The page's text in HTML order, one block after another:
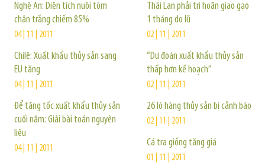
Nghệ An: Diện tích nuôi tôm
chân trắng chiếm 85%
04 | 11 | 2011
Chilê: Xuất khẩu thủy sản sang
EU tăng
04 | 11 | 2011
Để tăng tốc xuất khẩu thủy sản
cuối năm: Giải bài toán nguyên
liệu
04 | 11 | 2011
Thái Lan phải trì hoãn giao gạo
1 tháng do lũ
02 | 11 | 2011
“Dự đoán xuất khẩu thủy sản
thấp hơn kế hoạch”
02 | 11 | 2011
26 lô hàng thủy sản bị cảnh báo
02 | 11 | 2011
Cá tra giống tăng giá
01 | 11 | 2011